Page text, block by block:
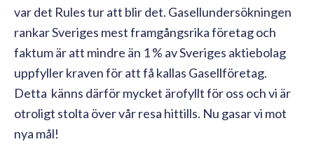
var det Rules tur att blir det. Gasellundersökningen
rankar Sveriges mest framgångsrika företag och
faktum är att mindre än 1 % av Sveriges aktiebolag
uppfyller kraven för att få kallas Gasellföretag.
Detta känns därför mycket ärofyllt för oss och vi är
otroligt stolta över vår resa hittills. Nu gasar vi mot
nya mål!